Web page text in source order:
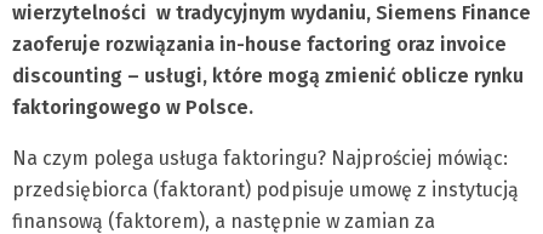
wierzytelności w tradycyjnym wydaniu, Siemens Finance
zaoferuje rozwiązania in-house factoring oraz invoice
discounting – usługi, które mogą zmienić oblicze rynku
faktoringowego w Polsce.
Na czym polega usługa faktoringu? Najprościej mówiąc:
przedsiębiorca (faktorant) podpisuje umowę z instytucją
finansową (faktorem), a następnie w zamian za